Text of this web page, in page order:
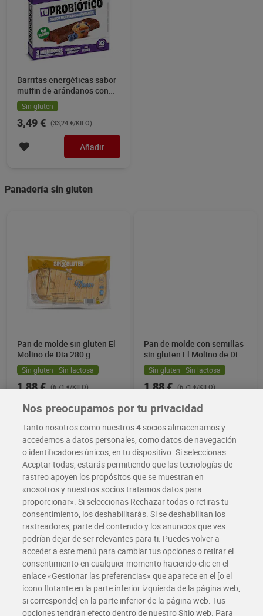
Barritas energéticas sabor
muffin de arándanos con
probióticos Just loading
105 g
Sin gluten
3,49 € (33,24 €/KILO)
Añadir
Panadería sin gluten
Pan de molde sin gluten El
Molino de Dia 280 g
Sin gluten | Sin lactosa
1,88 € (6,71 €/KILO)
Añadir
Pan de molde con semillas
sin gluten El Molino de Dia
280 g
Sin gluten | Sin lactosa
1,88 € (6,71 €/KILO)
Chapata sin gluten El
Molino de Dia 120 g
Sin gluten | Sin lactosa
1,55 € (12,92 €/KILO)
Pan de molde sin gluten Dr.
Schar 300 g
Sin gluten | Sin lactosa
2,95 € (9,83 €/KILO)
Nos preocupamos por tu privacidad
Tanto nosotros como nuestros4socios almacenamos y
accedemos a datos personales, como datos de navegación
o identificadores únicos, en tu dispositivo. Si seleccionas
Aceptar todas, estarás permitiendo que las tecnologías de
rastreo apoyen los propósitos que se muestran en
«nosotros y nuestros socios tratamos datos para
proporcionar». Si seleccionas Rechazar todas o retiras tu
consentimiento, los deshabilitarás. Si se deshabilitan los
rastreadores, parte del contenido y los anuncios que ves
podrían dejar de ser relevantes para ti. Puedes volver a
acceder a este menú para cambiar tus opciones o retirar el
consentimiento en cualquier momento haciendo clic en el
enlace «Gestionar las preferencias» que aparece en el [o el
ícono flotante en la parte inferior izquierda de la página web,
si corresponde] en la parte inferior de la página web. Tus
opciones tendrán efecto dentro de nuestro Sitio web. Para